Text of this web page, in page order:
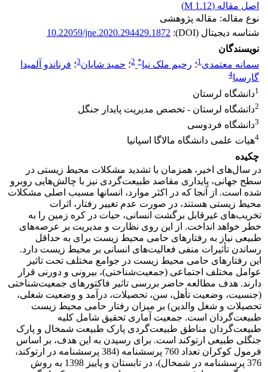
اصل مقاله (1.12 M
)
نوع مقاله: مقاله پژوهشی
شناسه دیجیتال (DOI):
10.22059/jne.2020.294429.1872
نویسندگان
سمانه معتمدی1؛ رحیم ملک نیا*
2؛ حمید شایان3؛ فرناندو آلمیدا
گارسیا4
1دانشگاه لرستان
2دانشگاه لرستان - تخصص مدیریت پایدار جنگل
3دانشگاه فردوسی
4هیات علمی دانشگاه مالاگا اسپانیا
چکیده
در سال‌های اخیر، همزمان با تشدید مشکلات محیط زیستی در
سطح جهانی، پایداری مقاصد طبیعت‌گردی نیز با چالش‌هایی روبرو
شده است. از آنجا که در اکثر موارد، انسانها مسبب اصلی مشکلات
محیط زیستی هستند، در صورت عدم تغییر رفتار، اثرات
تخریب‌های غیرقابل برگشت انسانی، حیات در کره زمین را به
خطر خواهد انداخت. از این روی نظارت و مدیریت بر عرصه‌های
طبیعی نیاز به رفتارهای حامی محیط زیست برای به حداقل
رساندن تأثیرات منفی فعالیت‌های انسانی بر محیط زیست دارد.
این رفتارهای حامی محیط زیست در جوامع مختلف تحت تاثیر
عوامل مختلف اجتماعی (جمعیت‌شناختی)، بیرونی و دورنی قرار
دارند. هدف مطالعه حاضر بررسی تاثیر فاکتورهای جمعیت‌شناختی
(جنسیت، وضعیت تأهل، سن، تحصیلات، درآمد و وضعیت شغلی،
تحصیلات و شغل والدین) بر میزان رفتار حامی محیط زیست
طبیعت‌گردان است. جمعیت آماری تحقیق شامل کلیه
طبیعت‌گردان مناطق طبیعت‌گردی پارک طبیعت شمخال و پارک
جنگلی طبیعی ارتوکند است. برای رسیدن به این هدف، بر اساس
فرمول کوکران تعداد 760 پرسشنامه (384 پرسشنامه در ارتوکند،
376 پرسشنامه در شمخال)، در تابستان و پاییز 1398 به روش